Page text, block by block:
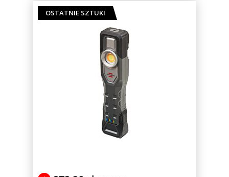
OSTATNIE SZTUKI